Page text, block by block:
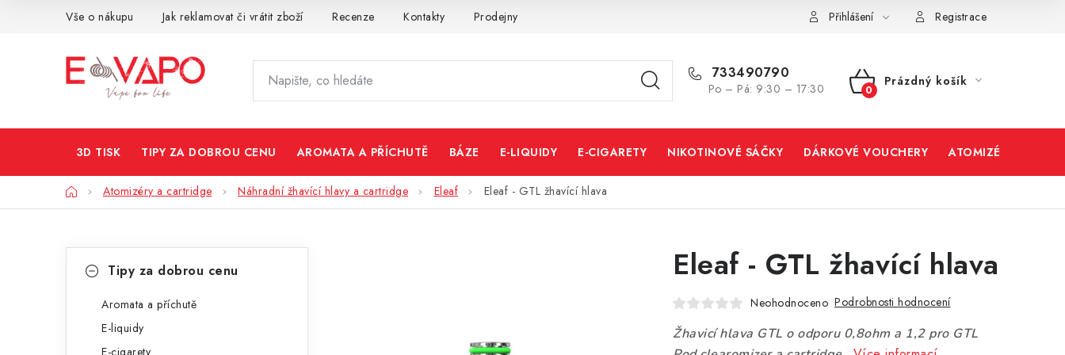
Vše o nákupu Jak reklamovat či vrátit zboží Recenze Kontakty Prodejny Přihlášení Registrace
733490790
Po – Pá: 9:30 – 17:30
NÁKUPNÍ
Prázdný košík
3D TISK TIPY ZA DOBROU CENU AROMATA A PŘÍCHUTĚ BÁZE E-LIQUIDY E-CIGARETY NIKOTINOVÉ SÁČKY DÁRKOVÉ VOUCHERY ATOMIZÉRY A
DomůAtomizéry a cartridge Náhradní žhavící hlavy a cartridge Eleaf Eleaf - GTL žhavící hlava
kategorieTipy za dobrou cenu
Aromata a příchutě
E-liquidy
E-cigarety
Eleaf - GTL žhavící hlava
Neohodnoceno Podrobnosti hodnocení
Žhavicí hlava GTL o odporu 0,8ohm a 1,2 pro GTL